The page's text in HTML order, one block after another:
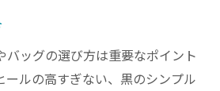
バッグの選び方は重要なポイント
ールの高すぎない、黒のシンプル